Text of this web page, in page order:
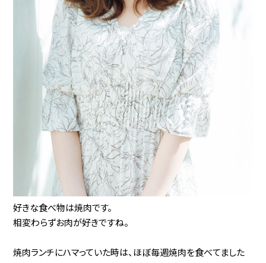
好きな食べ物は焼肉です。
相変わらずお肉が好きですね。
焼肉ランチにハマっていた時は、ほぼ毎週焼肉を食べてました